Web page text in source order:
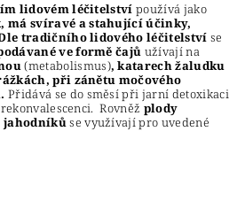
lidovém léčitelství používá jako
má svíravé a stahující účinky,
tradičního lidového léčitelství se
ve formě čajů užívají na
(metabolismus), katarech žaludku
při zánětu močového
Přidává se do směsí při jarní detoxikaci
Rovněž plody
jahodníkůse využívají pro uvedené